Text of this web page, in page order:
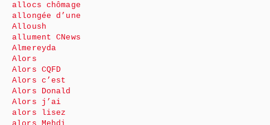
allocs chômage
allongée d’une
Alloush
allument CNews
Almereyda
Alors
Alors CQFD
Alors c’est
Alors Donald
Alors j’ai
alors lisez